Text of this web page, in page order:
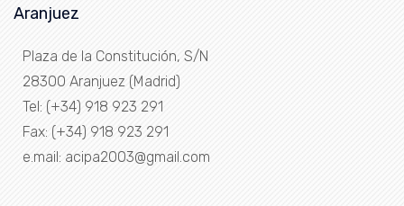
Aranjuez
Plaza de la Constitución, S/N
28300 Aranjuez (Madrid)
Tel: (+34) 918 923 291
Fax: (+34) 918 923 291
e.mail: acipa2003@gmail.com